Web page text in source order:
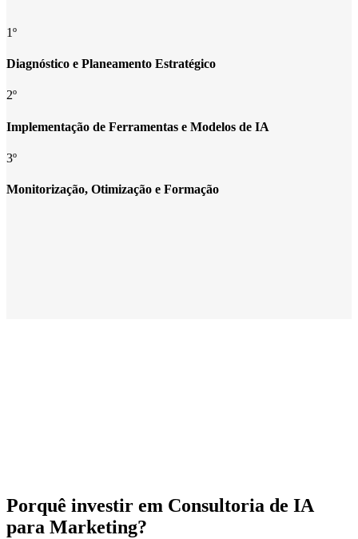
1º
Diagnóstico e Planeamento Estratégico
2º
Implementação de Ferramentas e Modelos de IA
3º
Monitorização, Otimização e Formação
Porquê investir em Consultoria de IA
para Marketing?